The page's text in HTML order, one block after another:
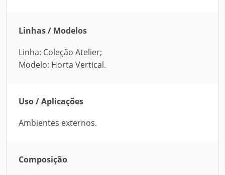
Linhas / Modelos
Linha: Coleção Atelier;
Modelo: Horta Vertical.
Uso / Aplicações
Ambientes externos.
Composição